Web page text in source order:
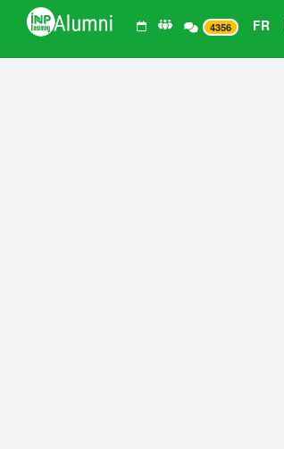
4356 FR